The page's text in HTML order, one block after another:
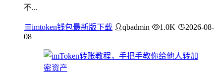
不...
imtoken钱包最新版下载 qbadmin 1.0K
2026-08-
08